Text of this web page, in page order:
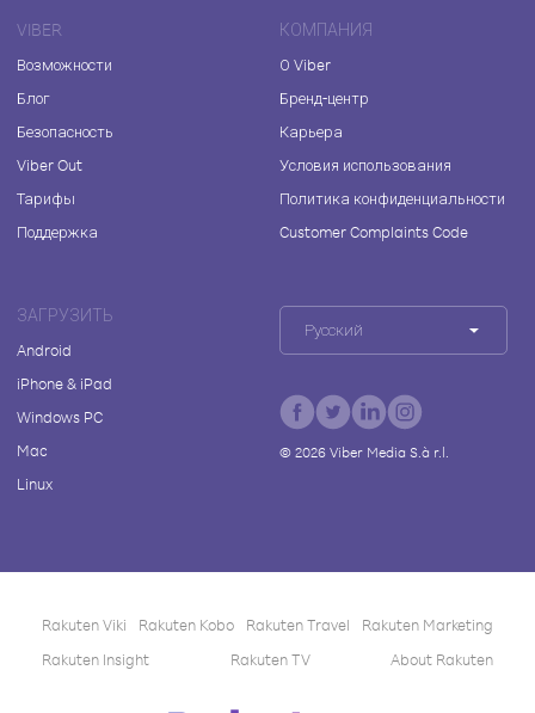
VIBER
Возможности
Блог
Безопасность
Viber Out
Тарифы
Поддержка
КОМПАНИЯ
О Viber
Бренд-центр
Карьера
Условия использования
Политика конфиденциальности
Customer Complaints Code
ЗАГРУЗИТЬ
Android
iPhone & iPad
Windows PC
Mac
Linux
Русский
© 2026Viber Media S.à r.l.
Rakuten Viki Rakuten Kobo Rakuten Travel
Rakuten Marketing
Rakuten Insight
Rakuten TV About Rakuten